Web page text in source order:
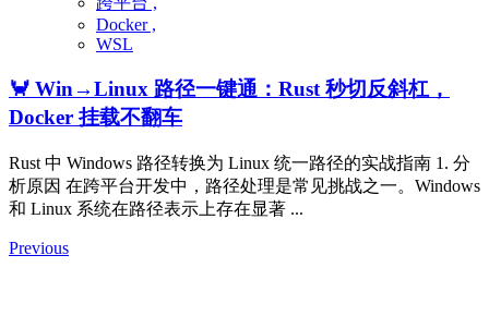
Docker ,
WSL
🦀 Win→Linux 路径一键通：Rust 秒切反斜杠，
Docker 挂载不翻车
Rust 中 Windows 路径转换为 Linux 统一路径的实战指南 1. 分
析原因 在跨平台开发中，路径处理是常见挑战之一。Windows
和 Linux 系统在路径表示上存在显著 ...
Previous